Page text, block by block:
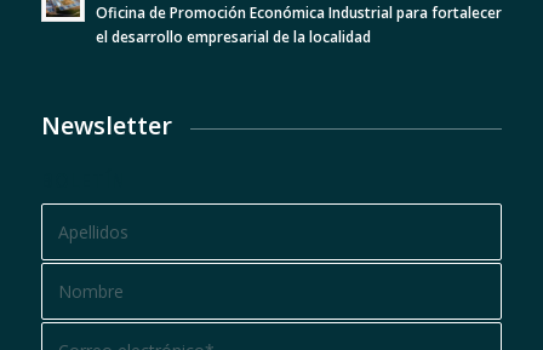
Oficina de Promoción Económica Industrial para fortalecer
el desarrollo empresarial de la localidad
Newsletter